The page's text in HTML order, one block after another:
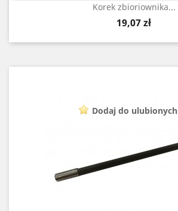
Korek zbioriownika...
Cena
19,07 zł
Dodaj do ulubionych